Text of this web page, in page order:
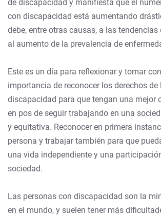
de discapacidad y manifiesta que el
con discapacidad está aumentando
debe, entre otras causas, a las
al aumento de la prevalencia de
Este es un día para reflexionar y tomar
importancia de reconocer los derechos de
discapacidad para que tengan una mejor
en pos de seguir trabajando en una
y equitativa. Reconocer en primera
persona y trabajar también para que
una vida independiente y una
sociedad.
Las personas con discapacidad son la
en el mundo, y suelen tener más